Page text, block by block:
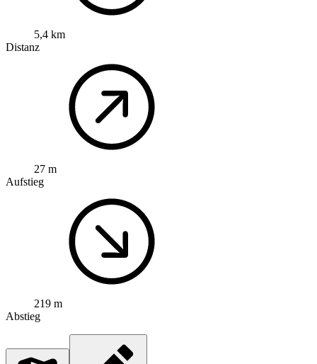
5,4 km
Distanz
27 m
Aufstieg
219 m
Abstieg